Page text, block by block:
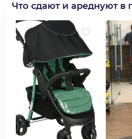
Что сдают и ареднуют в